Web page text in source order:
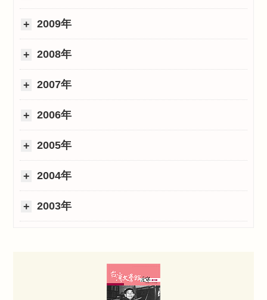
2009年
2008年
2007年
2006年
2005年
2004年
2003年